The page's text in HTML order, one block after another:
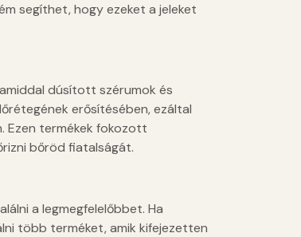
segíthet, hogy ezeket a jeleket
dúsított szérumok és
erősítésében, ezáltal
Ezen termékek fokozott
bőröd fiatalságát.
a legmegfelelőbbet. Ha
több terméket, amik kifejezetten